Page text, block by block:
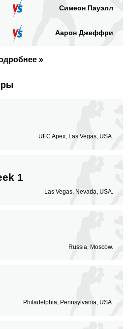
Симеон Пауэлл
Аарон Джеффри
»
UFC Apex, Las Vegas, USA.
1
Las Vegas, Nevada, USA.
Russia, Moscow.
Philadelphia, Pennsylvania, USA.